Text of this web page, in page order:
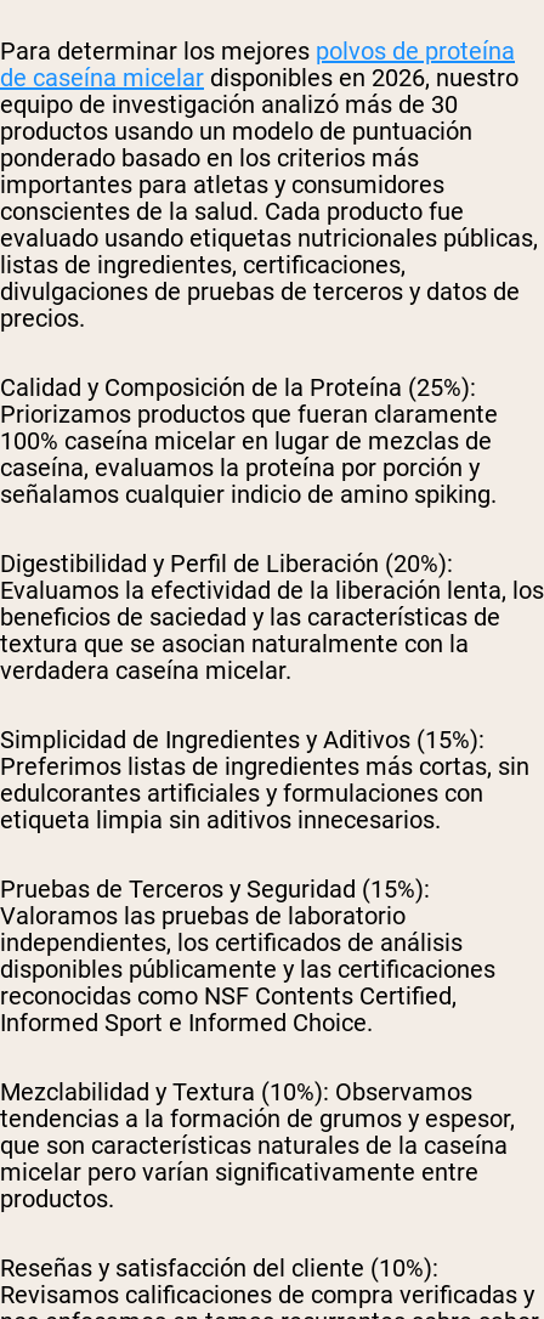
Para determinar los mejores polvos de proteína
de caseína micelar disponibles en 2026, nuestro
equipo de investigación analizó más de 30
productos usando un modelo de puntuación
ponderado basado en los criterios más
importantes para atletas y consumidores
conscientes de la salud. Cada producto fue
evaluado usando etiquetas nutricionales públicas,
listas de ingredientes, certificaciones,
divulgaciones de pruebas de terceros y datos de
precios.
Calidad y Composición de la Proteína (25%):
Priorizamos productos que fueran claramente
100% caseína micelar en lugar de mezclas de
caseína, evaluamos la proteína por porción y
señalamos cualquier indicio de amino spiking.
Digestibilidad y Perfil de Liberación (20%):
Evaluamos la efectividad de la liberación lenta, los
beneficios de saciedad y las características de
textura que se asocian naturalmente con la
verdadera caseína micelar.
Simplicidad de Ingredientes y Aditivos (15%):
Preferimos listas de ingredientes más cortas, sin
edulcorantes artificiales y formulaciones con
etiqueta limpia sin aditivos innecesarios.
Pruebas de Terceros y Seguridad (15%):
Valoramos las pruebas de laboratorio
independientes, los certificados de análisis
disponibles públicamente y las certificaciones
reconocidas como NSF Contents Certified,
Informed Sport e Informed Choice.
Mezclabilidad y Textura (10%): Observamos
tendencias a la formación de grumos y espesor,
que son características naturales de la caseína
micelar pero varían significativamente entre
productos.
Reseñas y satisfacción del cliente (10%):
Revisamos calificaciones de compra verificadas y